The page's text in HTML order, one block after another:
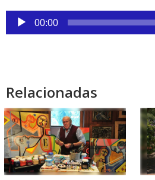
Reproductor
audio
00:00
Relacionadas